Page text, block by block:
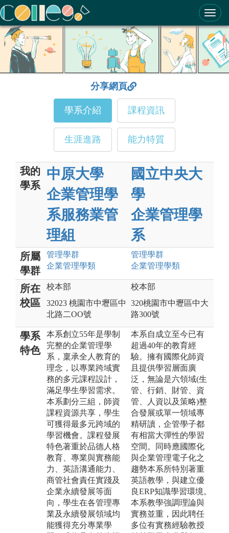
ColleGo! 大學選才與高中育才輔助系統
分享網頁
學系介紹 課程資訊
生涯進路 能力特質
我的
學系
中原大學
企業管理學
系服務業管
理組
國立中央大
學
企業管理學
系
所屬
學群
管理學群
企業管理學類
管理學群
企業管理學類
所在
校區
校本部
32023 桃園市中壢區中
北路二OO號
校本部
320桃園市中壢區中大
路300號
學系
特色
本系創立55年是學制
完整的企業管理學
系，稟承全人教育的
理念，以專業跨域實
務的多元課程設計，
滿足學生學習需求。
本系劃分三組，師資
課程資源共享，學生
可獲得最多元跨域的
學習機會。課程發展
特色著重於品德人格
教育、專業與實務能
力、英語溝通能力、
商管社會責任實踐及
企業永續發展等面
向，學生在各管理專
業及永續發展領域均
能獲得充分專業學
本系自成立至今已有
超過40年的教育經
驗。擁有國際化師資
且提供學習層面廣
泛，無論是六領域(生
管、行銷、財管、資
管、人資以及策略)整
合發展或單一領域專
精研讀，企管學子都
有相當大彈性的學習
空間。同時應國際化
與企業管理電子化之
趨勢本系所特別著重
英語教學，與建立優
良ERP知識學習環境。
本系教學強調理論與
實務並重，因此聘任
多位有實務經驗教授